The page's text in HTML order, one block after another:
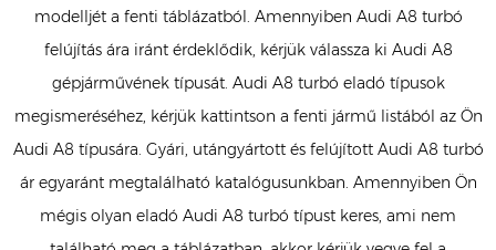
modelljét a fenti táblázatból. Amennyiben Audi A8 turbó
felújítás ára iránt érdeklődik, kérjük válassza ki Audi A8
gépjárművének típusát. Audi A8 turbó eladó típusok
megismeréséhez, kérjük kattintson a fenti jármű listából az Ön
Audi A8 típusára. Gyári, utángyártott és felújított Audi A8 turbó
ár egyaránt megtalálható katalógusunkban. Amennyiben Ön
mégis olyan eladó Audi A8 turbó típust keres, ami nem